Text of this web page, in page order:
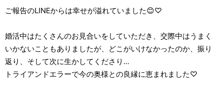
ご報告のLINEからは幸せが溢れていました😊♡
婚活中はたくさんのお見合いをしていただき、交際中はうまく
いかないこともありましたが、どこがいけなかったのか、振り
返り、そして次に生かしてくださり...
トライアンドエラーで今の奥様との良縁に恵まれました♡